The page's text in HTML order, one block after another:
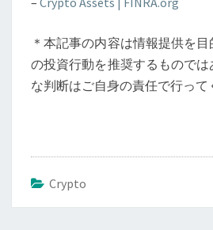
＊本記事の内容は情報提供を
の投資行動を推奨するもので
な判断はご自身の責任で行って
Crypto